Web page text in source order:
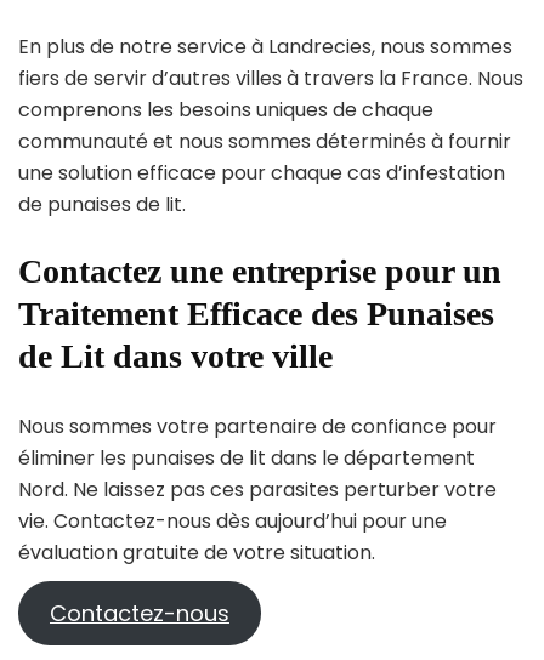
En plus de notre service à Landrecies, nous sommes
fiers de servir d’autres villes à travers la France. Nous
comprenons les besoins uniques de chaque
communauté et nous sommes déterminés à fournir
une solution efficace pour chaque cas d’infestation
de punaises de lit.
Contactez une entreprise pour un
Traitement Efficace des Punaises
de Lit dans votre ville
Nous sommes votre partenaire de confiance pour
éliminer les punaises de lit dans le département
Nord. Ne laissez pas ces parasites perturber votre
vie. Contactez-nous dès aujourd’hui pour une
évaluation gratuite de votre situation.
Contactez-nous